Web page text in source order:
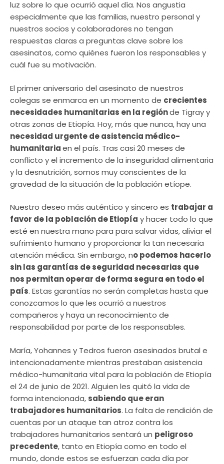
luz sobre lo que ocurrió aquel día. Nos angustia
especialmente que las familias, nuestro personal y
nuestros socios y colaboradores no tengan
respuestas claras a preguntas clave sobre los
asesinatos, como quiénes fueron los responsables y
cuál fue su motivación.
El primer aniversario del asesinato de nuestros
colegas se enmarca en un momento de crecientes
necesidades humanitarias en la regiónde Tigray y
otras zonas de Etiopía. Hoy, más que nunca, hay una
necesidad urgente de asistencia médico-
humanitariaen el país. Tras casi 20 meses de
conflicto y el incremento de la inseguridad alimentaria
y la desnutrición, somos muy conscientes de la
gravedad de la situación de la población etíope.
Nuestro deseo más auténtico y sincero es trabajar a
favor de la población de Etiopía y hacer todo lo que
esté en nuestra mano para para salvar vidas, aliviar el
sufrimiento humano y proporcionar la tan necesaria
atención médica. Sin embargo, no podemos hacerlo
sin las garantías de seguridad necesarias que
nos permitan operar de forma segura en todo el
país. Estas garantías no serán completas hasta que
conozcamos lo que les ocurrió a nuestros
compañeros y haya un reconocimiento de
responsabilidad por parte de los responsables.
María, Yohannes y Tedros fueron asesinados brutal e
intencionadamente mientras prestaban asistencia
médico-humanitaria vital para la población de Etiopía
el 24 de junio de 2021. Alguien les quitó la vida de
forma intencionada, sabiendo que eran
trabajadores humanitarios. La falta de rendición de
cuentas por un ataque tan atroz contra los
trabajadores humanitarios sentará un peligroso
precedente, tanto en Etiopía como en todo el
mundo, donde estos se esfuerzan cada día por